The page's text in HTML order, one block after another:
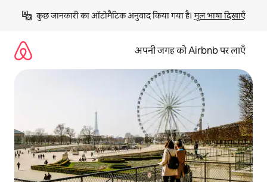
छोड़कर
कॉन्टेंट
कुछ जानकारी का ऑटोमैटिक अनुवाद किया गया है। मूल भाषा दिखाएँ
अपनी जगह को Airbnb पर लाएँ